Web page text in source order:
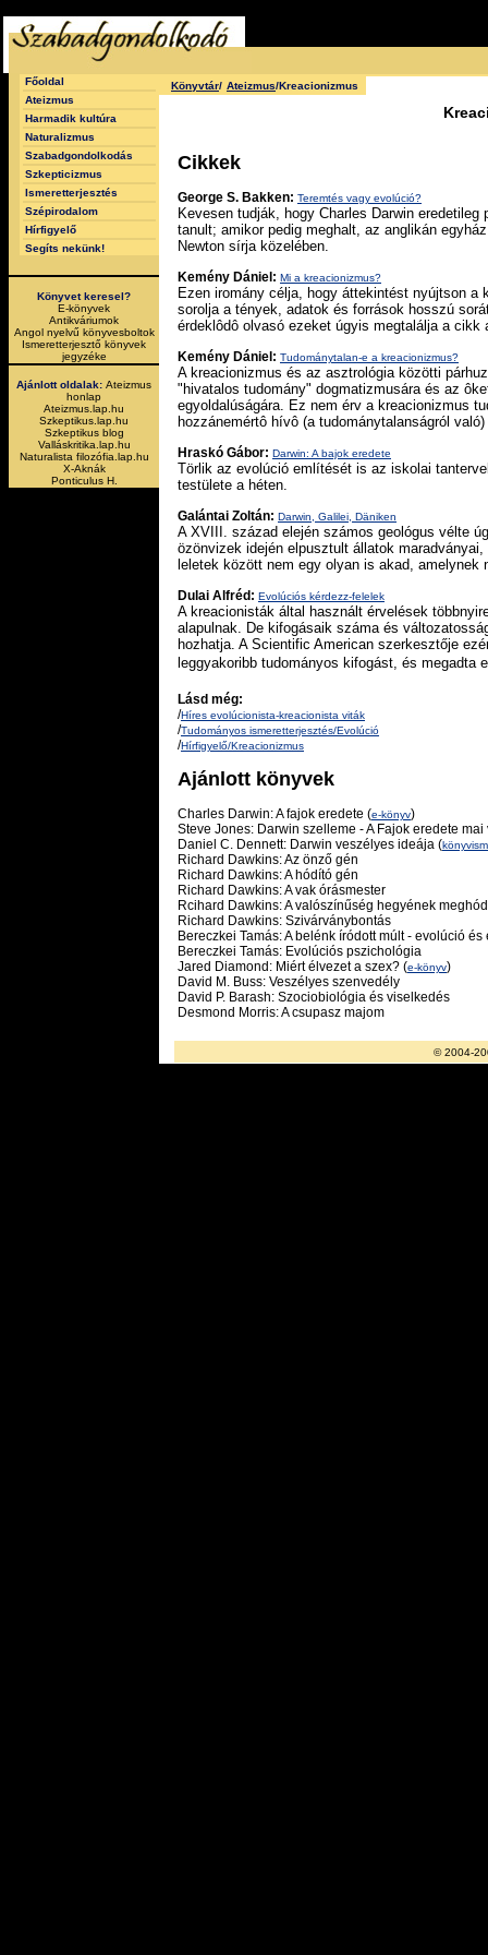
Főoldal
Ateizmus
Harmadik kultúra
Naturalizmus
Szabadgondolkodás
Szkepticizmus
Ismeretterjesztés
Szépirodalom
Hírfigyelő
Segíts nekünk!
Könyvet keresel?
E-könyvek
Antikváriumok
Angol nyelvű könyvesboltok
Ismeretterjesztő könyvek
jegyzéke
Ajánlott oldalak: Ateizmus
honlap
Ateizmus.lap.hu
Szkeptikus.lap.hu
Szkeptikus blog
Valláskritika.lap.hu
Naturalista filozófia.lap.hu
X-Aknák
Ponticulus H.
Könyvtár/ Ateizmus/Kreacionizmus
Cikkek
George S. Bakken: Teremtés vagy evolúció?
Kevesen tudják, hogy Charles Darwin
tanult; amikor pedig meghalt, az anglikán
Newton sírja közelében.
Kemény Dániel: Mi a kreacionizmus?
Ezen iromány célja, hogy áttekintést nyújtson a
sorolja a tények, adatok és források hosszú
érdeklôdô olvasó ezeket úgyis megtalálja a cikk
Kemény Dániel: Tudománytalan-e a kreacionizmus?
A kreacionizmus és az asztrológia közötti
"hivatalos tudomány" dogmatizmusára és az
egyoldalúságára. Ez nem érv a kreacionizmus
hozzánemértô hívô (a tudománytalanságról
Hraskó Gábor: Darwin: A bajok eredete
Törlik az evolúció említését is az iskolai
testülete a héten.
Galántai Zoltán: Darwin, Galilei, Däniken
A XVIII. század elején számos geológus vélte
özönvizek idején elpusztult állatok
leletek között nem egy olyan is akad, amelynek
Dulai Alfréd: Evolúciós kérdezz-felelek
A kreacionisták által használt érvelések
alapulnak. De kifogásaik száma és
hozhatja. A Scientific American szerkesztője
leggyakoribb tudományos kifogást, és
Lásd még:
/Híres evolúcionista-kreacionista viták
/Tudományos ismeretterjesztés/Evolúció
/Hírfigyelő/Kreacionizmus
Ajánlott könyvek
Charles Darwin: A fajok eredete (e-könyv)
Steve Jones: Darwin szelleme - A Fajok eredete mai
Daniel C. Dennett: Darwin veszélyes ideája (
Richard Dawkins: Az önző gén
Richard Dawkins: A hódító gén
Richard Dawkins: A vak órásmester
Rcihard Dawkins: A valószínűség hegyének
Richard Dawkins: Szivárványbontás
Bereczkei Tamás: A belénk íródott múlt - evolúció
Bereczkei Tamás: Evolúciós pszichológia
Jared Diamond: Miért élvezet a szex? (e-könyv)
David M. Buss: Veszélyes szenvedély
David P. Barash: Szociobiológia és viselkedés
Desmond Morris: A csupasz majom
© 2004-